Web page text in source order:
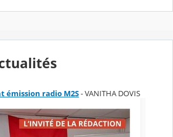
émission radio M2S- VANITHA DOVIS